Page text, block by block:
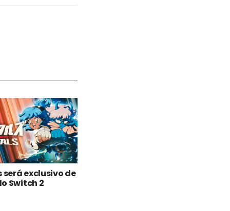
exclusivo de
Switch 2